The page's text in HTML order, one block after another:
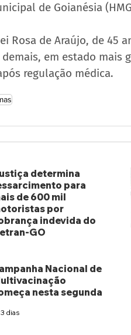
de Goianésia
Rosa de Araújo, de 45
em estado mais
regulação médica.
determina
para
de 600 mil
por
indevida do
GO
Nacional de
nesta segunda
3 dias